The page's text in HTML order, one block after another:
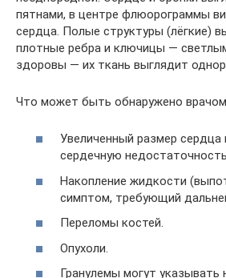
пятнами, в центре флюорограммы
сердца. Полые структуры (лёгкие)
плотные ребра и ключицы —
здоровы — их ткань выглядит
Что может быть обнаружено
Увеличенный размер
сердечную
Накопление жидкости
симптом, требующий
Переломы костей.
Опухоли.
Гранулемы могут указывать